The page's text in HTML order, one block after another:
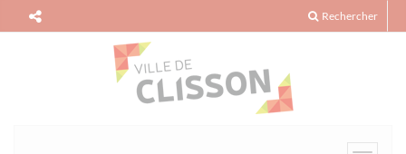
Rechercher
Panneau de gestion des cookies